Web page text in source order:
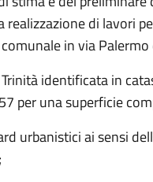
di lavori
in via Palermo
identificata in
per una superficie
urbanistici ai sensi